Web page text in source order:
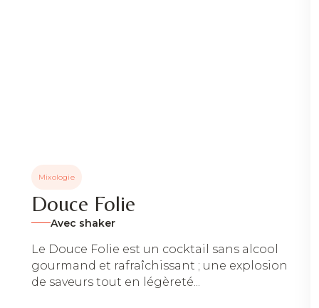
Mixologie
Douce Folie
Avec shaker
Le Douce Folie est un cocktail sans alcool
gourmand et rafraîchissant ; une explosion
de saveurs tout en légèreté...